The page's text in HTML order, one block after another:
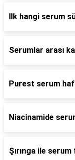
Ilk hangi serum
Serumlar arası
Purest serum
Niacinamide
Şırınga ile